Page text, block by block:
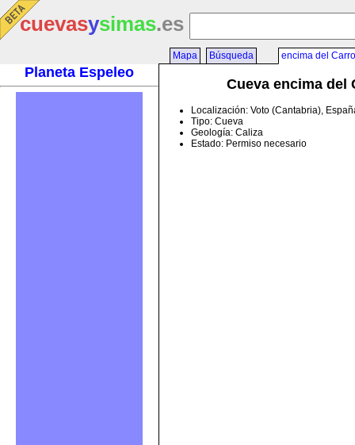
cuevasysimas.es
Planeta Espeleo
Mapa Búsqueda encima del Carro
Cueva encima del
Localización: Voto (Cantabria),
Tipo: Cueva
Geología: Caliza
Estado: Permiso necesario